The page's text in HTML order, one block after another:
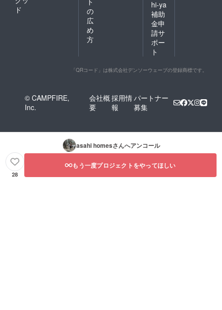
ド
の
広
め
方
hi-ya
補助
金申
請サ
ポー
ト
「QRコード」は株式会社デンソーウェーブの登録商標です。
© CAMPFIRE,
Inc.
会社概
要
採用情
報
パートナー
募集
asahi homesさんへアンコール
28
もう一度プロジェクトをやってほしい